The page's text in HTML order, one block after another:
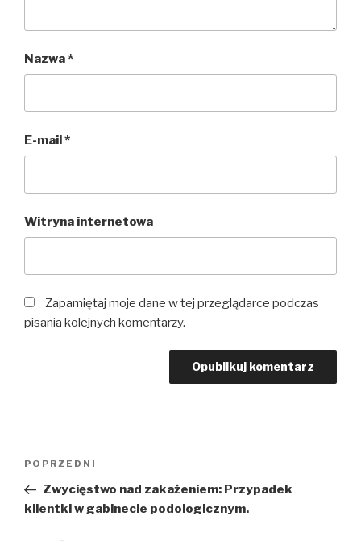
Nazwa*
E-mail*
Witryna internetowa
Zapamiętaj moje dane w tej przeglądarce podczas
pisania kolejnych komentarzy.
POPRZEDNI
Zwycięstwo nad zakażeniem: Przypadek
klientki w gabinecie podologicznym.